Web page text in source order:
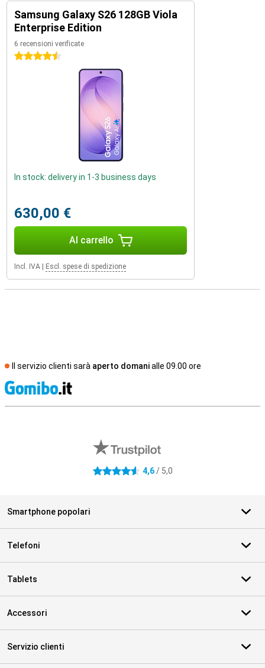
Samsung Galaxy S26 128GB Viola
Enterprise Edition
6 recensioni verificate
4.5 stelle
In stock: delivery in 1-3 business days
630,00 €
Al carrello
Incl. IVA Escl. spese di spedizione
Il servizio clienti sarà aperto domanialle 09.00 ore
4.6 stelle 4,6/ 5,0
Smartphone popolari
Telefoni
Tablets
Accessori
Servizio clienti